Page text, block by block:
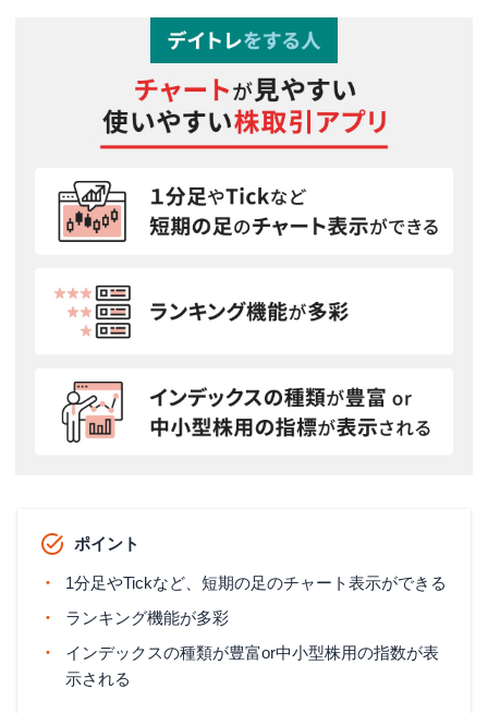
ポイント
1分足やTickなど、短期の足のチャート表示ができる
ランキング機能が多彩
インデックスの種類が豊富or中小型株用の指数が表
示される